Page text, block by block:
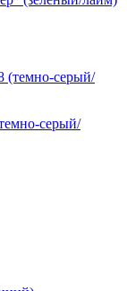
серый/